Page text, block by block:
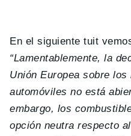
En el siguiente tuit
“Lamentablemente, la
Unión Europea sobre
automóviles no está
embargo, los
opción neutra respecto